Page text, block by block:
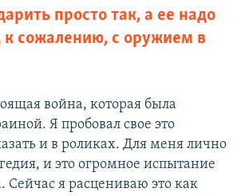
просто так, а ее надо
к сожалению, с оружием в
война, которая была
Я пробовал свое это
и в роликах. Для меня лично
и это огромное испытание
Сейчас я расцениваю это как